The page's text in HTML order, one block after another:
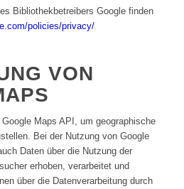
Bibliothekbetreibers Google finden
policies/privacy/
VON
Maps API, um geographische
Bei der Nutzung von Google
Daten über die Nutzung der
erhoben, verarbeitet und
über die Datenverarbeitung durch